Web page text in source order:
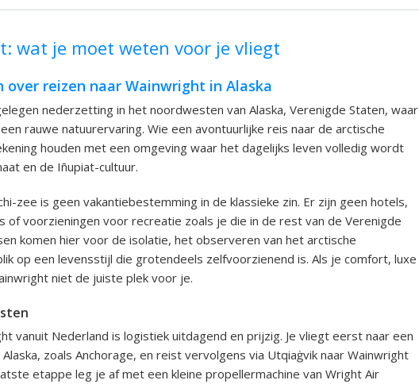
wat je moet weten voor je vliegt
reizen naar Wainwright in Alaska
nederzetting in het noordwesten van Alaska, Verenigde Staten, waar
rauwe natuurervaring. Wie een avontuurlijke reis naar de arctische
houden met een omgeving waar het dagelijks leven volledig wordt
en de Iñupiat-cultuur.
zee is geen vakantiebestemming in de klassieke zin. Er zijn geen hotels,
of voorzieningen voor recreatie zoals je die in de rest van de Verenigde
komen hier voor de isolatie, het observeren van het arctische
op een levensstijl die grotendeels zelfvoorzienend is. Als je comfort, luxe
niet de juiste plek voor je.
vanuit Nederland is logistiek uitdagend en prijzig. Je vliegt eerst naar een
zoals Anchorage, en reist vervolgens via Utqiaġvik naar Wainwright
etappe leg je af met een kleine propellermachine van Wright Air